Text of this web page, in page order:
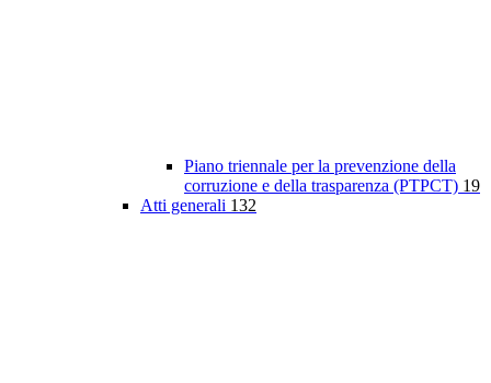
Piano triennale per la prevenzione della
corruzione e della trasparenza (PTPCT) 19
Atti generali 132